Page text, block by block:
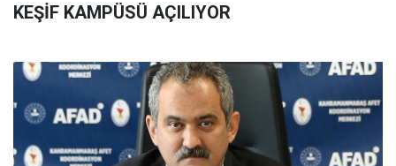
KEŞİF KAMPÜSÜ AÇILIYOR